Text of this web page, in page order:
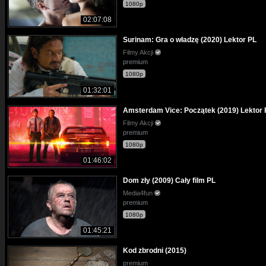
02:07:08
1080p
01:32:01
Surinam: Gra o władzę (2020) Lektor PL
Filmy Akcji
premium
1080p
01:46:02
Amsterdam Vice: Początek (2019) Lektor
Filmy Akcji
premium
1080p
01:45:21
Dom zły (2009) Cały film PL
Media4fun
premium
1080p
Kod zbrodni (2015)
premium